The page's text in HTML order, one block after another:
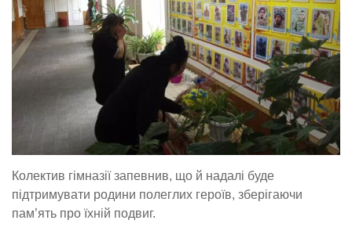
Колектив гімназії запевнив, що й надалі буде
підтримувати родини полеглих героїв, зберігаючи
пам’ять про їхній подвиг.